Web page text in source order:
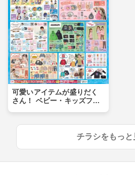
可愛いアイテムが盛りだく
さん！ ベビー・キッズフェ
チラシをもっと